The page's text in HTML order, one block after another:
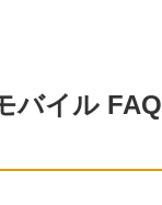
バイル FAQ